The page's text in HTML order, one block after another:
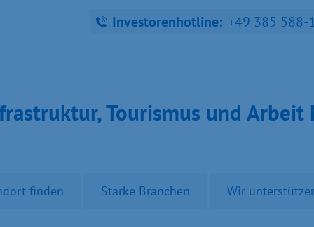
Investorenhotline: +49 385 588-
Tou­ris­mus und Ar­beit
finden Starke Branchen Wir